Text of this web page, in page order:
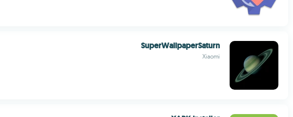
SuperWallpaperSaturn
Xiaomi